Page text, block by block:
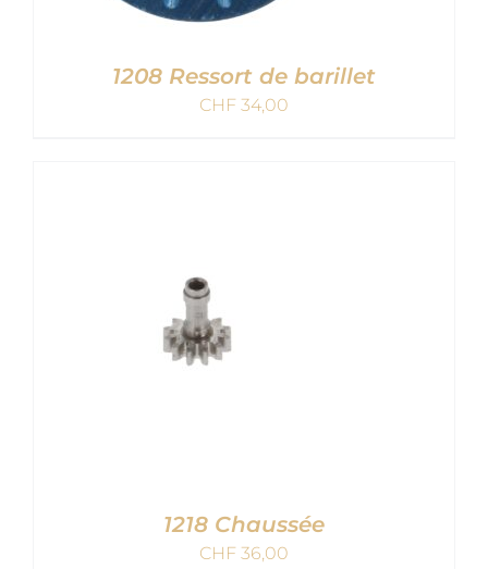
1208 Ressort de barillet
CHF 34,00
1218 Chaussée
CHF 36,00